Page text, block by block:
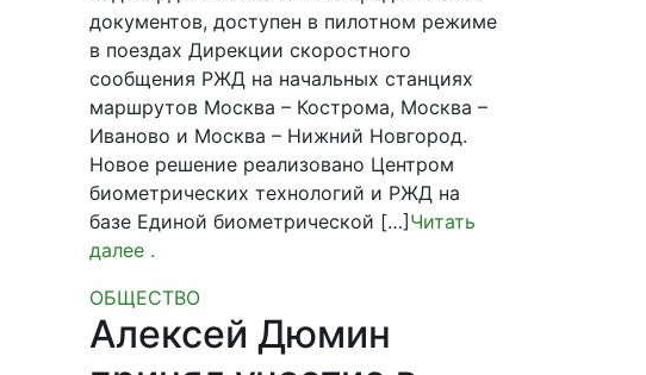
документов, доступен в пилотном режиме
в поездах Дирекции скоростного
сообщения РЖД на начальных станциях
маршрутов Москва – Кострома, Москва –
Иваново и Москва – Нижний Новгород.
Новое решение реализовано Центром
биометрических технологий и РЖД на
базе Единой биометрической […]Читать
далее .
ОБЩЕСТВО
Алексей Дюмин